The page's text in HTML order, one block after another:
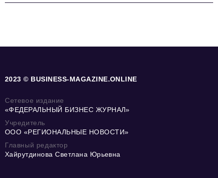
2023 © BUSINESS-MAGAZINE.ONLINE
Сетевое издание
«ФЕДЕРАЛЬНЫЙ БИЗНЕС ЖУРНАЛ»
Учредитель
ООО «РЕГИОНАЛЬНЫЕ НОВОСТИ»
Главный редактор
Хайрутдинова Светлана Юрьевна